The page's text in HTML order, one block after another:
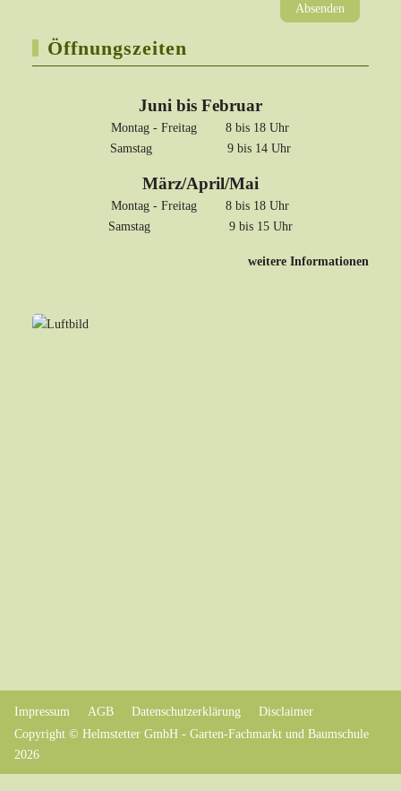
Absenden
Öffnungszeiten
Juni bis Februar
Montag - Freitag 8 bis 18 Uhr
Samstag 9 bis 14 Uhr
März/April/Mai
Montag - Freitag 8 bis 18 Uhr
Samstag 9 bis 15 Uhr
weitere Informationen
Impressum AGB Datenschutzerklärung
Disclaimer
Copyright © Helmstetter GmbH - Garten-Fachmarkt und Baumschule
2026